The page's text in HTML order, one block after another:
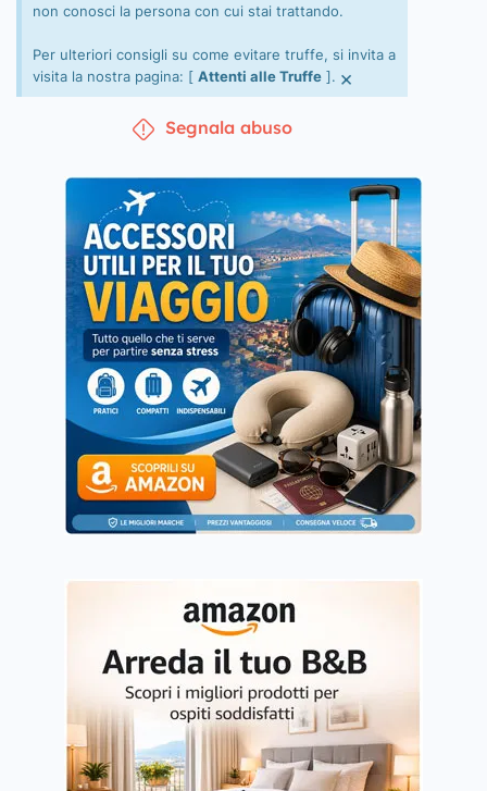
non conosci la persona con cui stai trattando.
Per ulteriori consigli su come evitare truffe, si invita a
visita la nostra pagina: [ Attenti alle Truffe ]. ×
Segnala abuso